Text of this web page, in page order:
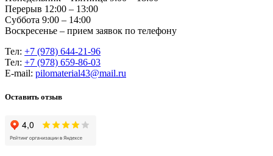
Перерыв 12:00 – 13:00
Суббота 9:00 – 14:00
Воскресенье – прием заявок по телефону
Тел: +7 (978) 644-21-96
Тел: +7 (978) 659-86-03
Е-mail: pilomaterial43@mail.ru
Оставить отзыв